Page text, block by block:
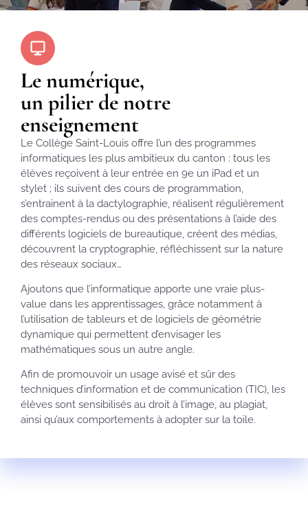
Le numérique,
un pilier de notre
enseignement
Le Collège Saint-Louis offre l’un des programmes
informatiques les plus ambitieux du canton : tous les
élèves reçoivent à leur entrée en 9e un iPad et un
stylet ; ils suivent des cours de programmation,
s’entrainent à la dactylographie, réalisent régulièrement
des comptes-rendus ou des présentations à l’aide des
différents logiciels de bureautique, créent des médias,
découvrent la cryptographie, réfléchissent sur la nature
des réseaux sociaux…
Ajoutons que l’informatique apporte une vraie plus-
value dans les apprentissages, grâce notamment à
l’utilisation de tableurs et de logiciels de géométrie
dynamique qui permettent d’envisager les
mathématiques sous un autre angle.
Afin de promouvoir un usage avisé et sûr des
techniques d’information et de communication (TIC), les
élèves sont sensibilisés au droit à l’image, au plagiat,
ainsi qu’aux comportements à adopter sur la toile.